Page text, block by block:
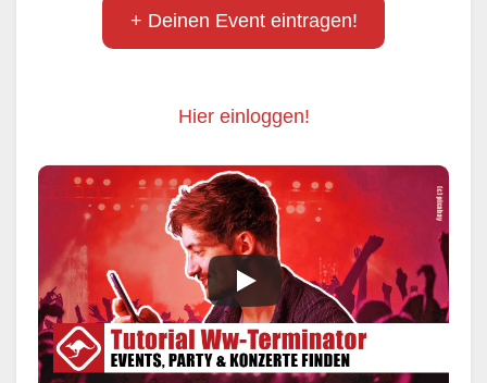
+ Deinen Event eintragen!
Hier einloggen!